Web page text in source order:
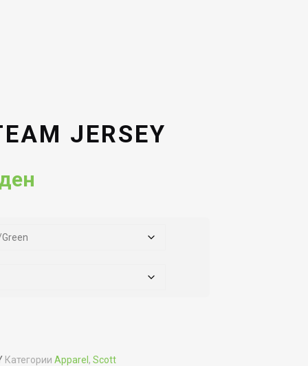
JERSEY
3,592.00ден.
Категории Apparel , Scott